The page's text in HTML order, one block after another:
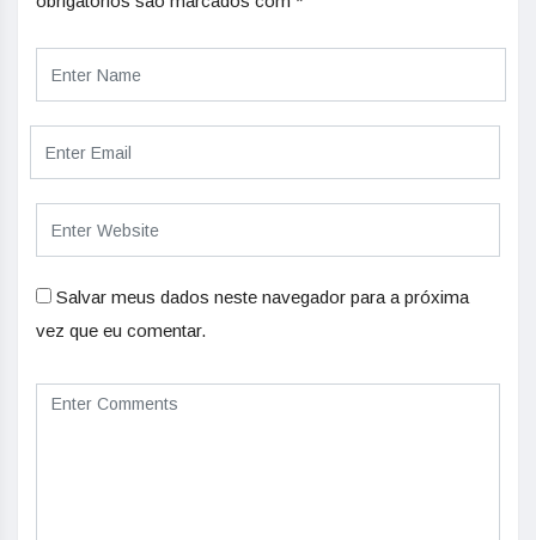
Salvar meus dados neste navegador para a próxima
vez que eu comentar.